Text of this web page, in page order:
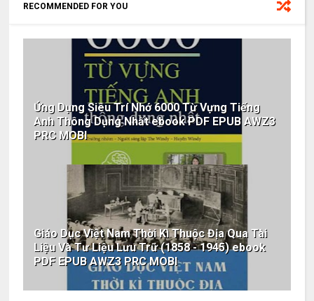
RECOMMENDED FOR YOU
Ứng Dụng Siêu Trí Nhớ 6000 Từ Vựng Tiếng
Anh Thông Dụng Nhất ebook PDF EPUB AWZ3
PRC MOBI
Giáo Dục Việt Nam Thời Kì Thuộc Địa Qua Tài
Liệu Và Tư Liệu Lưu Trữ (1858 - 1945) ebook
PDF EPUB AWZ3 PRC MOBI